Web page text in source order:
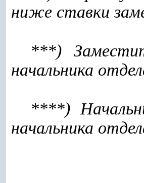
ниже ставки
***)
начальника
****)
начальника